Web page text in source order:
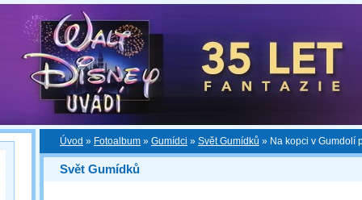
Úvod » Fotoalbum » Gumídci » Svět Gumídků » Na kopci v Gumdolí
Svět Gumídků